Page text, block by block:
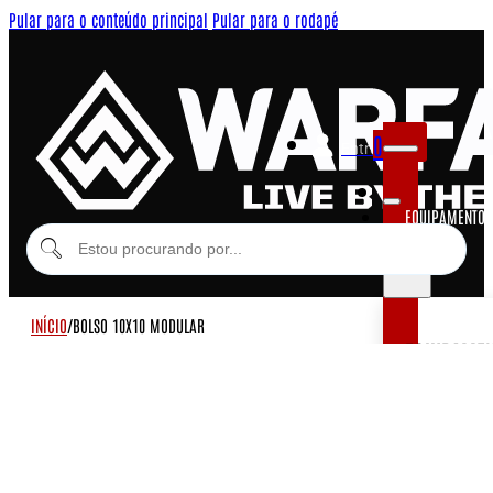
Pular para o conteúdo principal Pular para o rodapé
Entrar
0
EQUIPAMENTOS
INÍCIO/BOLSO 10X10 MODULAR